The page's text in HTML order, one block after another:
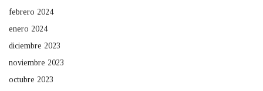
febrero 2024
enero 2024
diciembre 2023
noviembre 2023
octubre 2023